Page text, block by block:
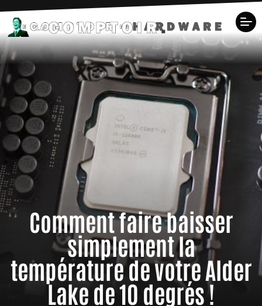
Comment faire baisser
simplement la
température de votre Alder
Lake de 10 degrés !